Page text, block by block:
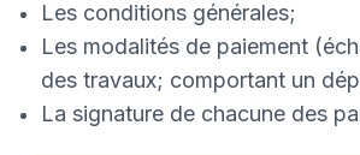
Les conditions générales;
Les modalités de paiement
des travaux; comportant un
La signature de chacune des